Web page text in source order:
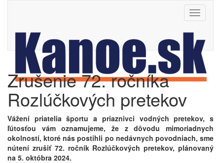
Toggle
Zrušenie 72. ročníka
Rozlúčkových pretekov
Vážení priatelia športu a priaznivci vodných pretekov, s
ľútosťou vám oznamujeme, že z dôvodu mimoriadnych
okolností, ktoré nás postihli po nedávnych povodniach, sme
nútení zrušiť 72. ročník Rozlúčkových pretekov, plánovaný
na 5. októbra 2024.